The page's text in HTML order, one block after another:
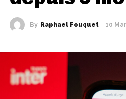
By Raphael Fouquet 10